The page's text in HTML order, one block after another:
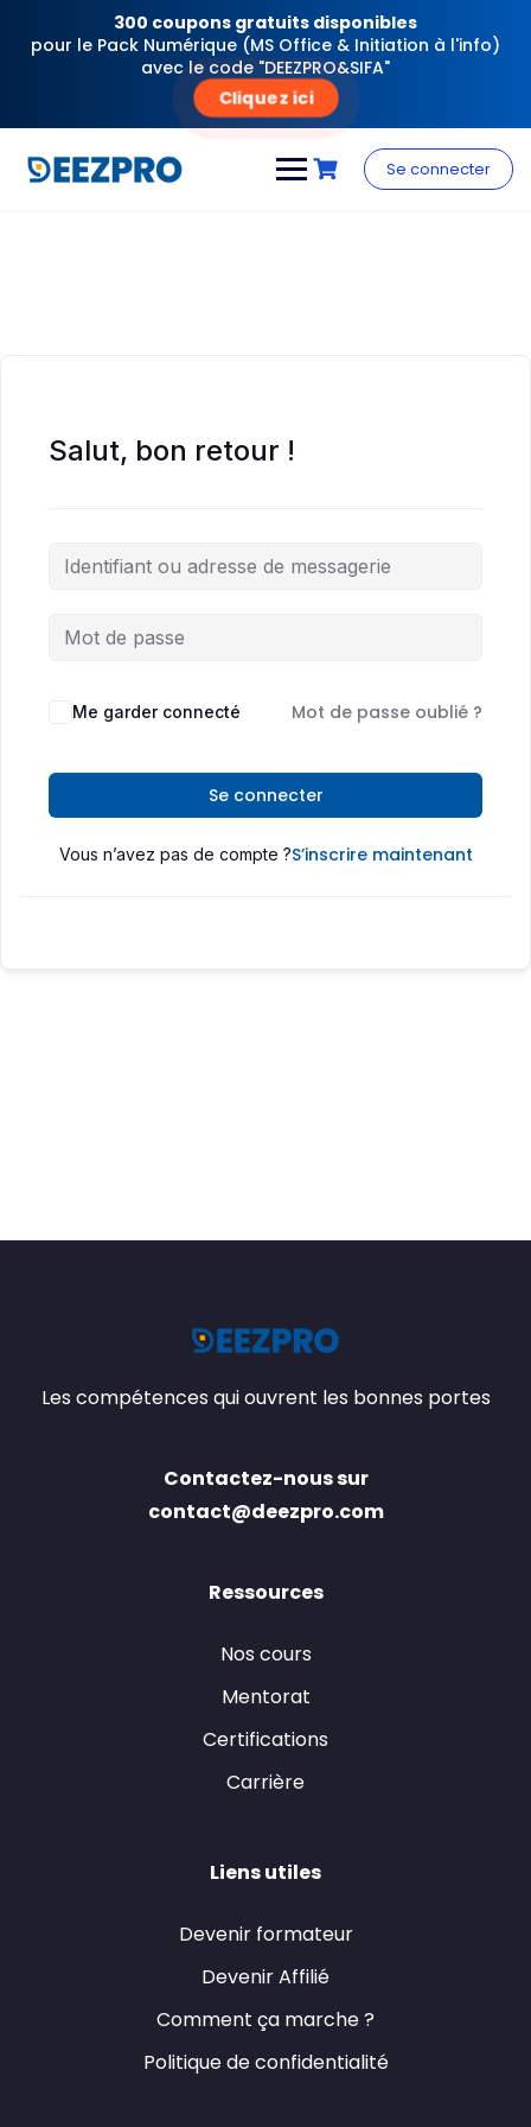
300 coupons gratuits disponibles
pour le Pack Numérique (MS Office & Initiation à l'info)
avec le code "DEEZPRO&SIFA"
Cliquez ici
content
Se connecter
Salut, bon retour !
Me garder connecté Mot de passe oublié ?
Se connecter
Vous n’avez pas de compte ?S’inscrire maintenant
Les compétences qui ouvrent les bonnes portes
Contactez-nous sur
contact@deezpro.com
Ressources
Nos cours
Mentorat
Certifications
Carrière
Liens utiles
Devenir formateur
Devenir Affilié
Comment ça marche ?
Politique de confidentialité